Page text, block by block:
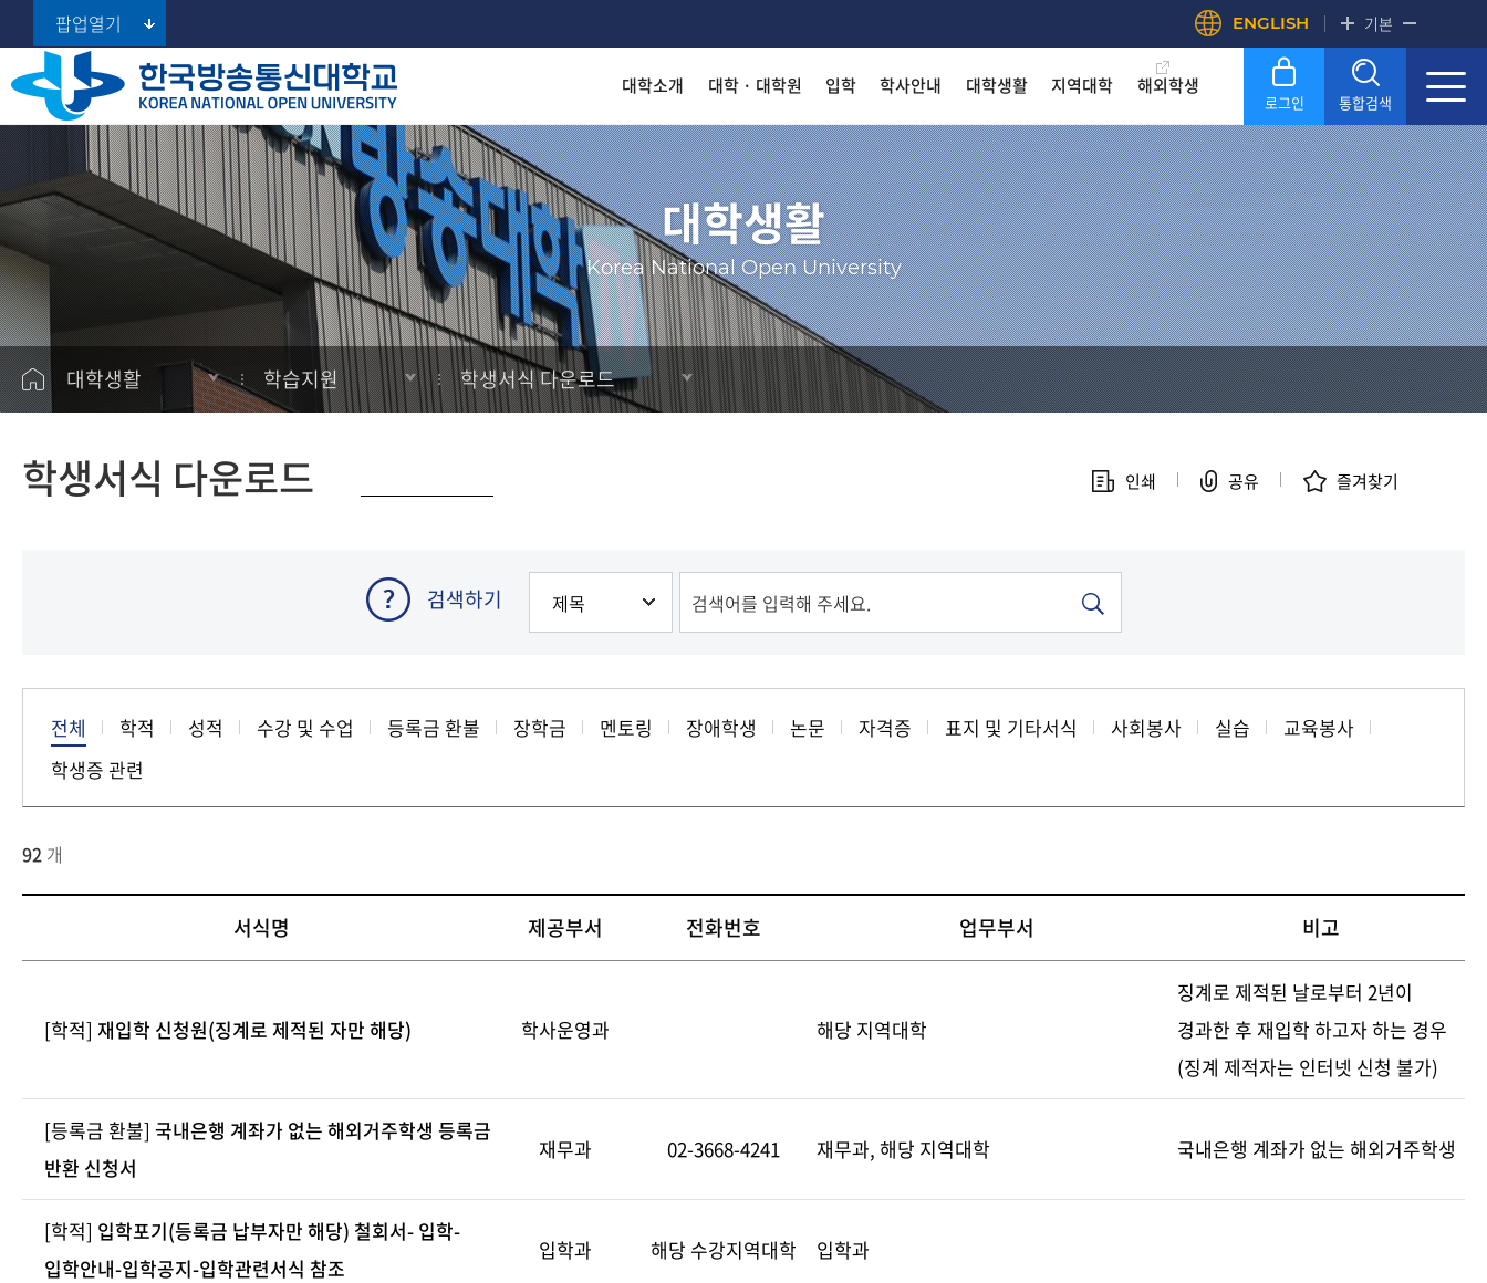
팝업열기 ENGLISH 기본
대학소개
대학소개
총장실
대학현황
대학홍보
정보공개
착한 등록금! 수준높은 4년제 국립대
KNOUSERVICE
대학 · 대학원
대학
대학원
경영대학원
프라임칼리지
(100% 온라인 학사학위과정)
착한 등록금! 수준높은 4년제 국립대
KNOUSERVICE
입학
대학
대학원
경영대학원
프라임칼리지
착한 등록금! 수준높은 4년제 국립대
KNOUSERVICE
학사안내
공지사항
학사일정
학습
학적
장학
등록
자격증
착한 등록금! 수준높은 4년제 국립대
KNOUSERVICE
대학생활
학습지원
멘토링
튜터제도
대학생활길라잡이
학생서식 다운로드
학생지원
학생활동
사잇길
AI 학습지원
착한 등록금! 수준높은 4년제 국립대
KNOUSERVICE
지역대학
지역대학 포털
서울지역대학
부산지역대학
대구경북지역대학
인천지역대학
광주전남지역대학
대전충남지역대학
울산지역대학
강원지역대학
충북지역대학
착한 등록금! 수준높은 4년제 국립대
KNOUSERVICE
해외학생
로그인 통합검색
Search 대학생활
Korea National Open University
대학생활 학습지원 학생서식 다운로드
인쇄 공유 즐겨찾기
학생서식 다운로드
검색하기
전체 학적 성적 수강 및 수업 등록금 환불 장학금 멘토링 장애학생 논문 자격증 표지 및 기타서식 사회봉사 실습
교육봉사
학생증 관련
92 개
서식명 제공부서 전화번호 업무부서 비고
[학적] 재입학 신청원(징계로 제적된 자만 해당) 학사운영과 해당 지역대학
징계로 제적된 날로부터 2년이
경과한 후 재입학 하고자 하는 경우
(징계 제적자는 인터넷 신청 불가)
[등록금 환불] 국내은행 계좌가 없는 해외거주학생 등록금
반환 신청서
재무과 02-3668-4241 재무과, 해당 지역대학 국내은행 계좌가 없는 해외거주학생
[학적] 입학포기(등록금 납부자만 해당) 철회서- 입학-
입학안내-입학공지-입학관련서식 참조
입학과 해당 수강지역대학 입학과